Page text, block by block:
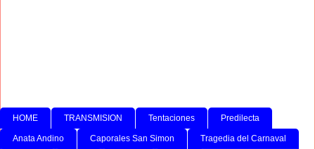
HOME TRANSMISION Tentaciones Predilecta
Anata Andino Caporales San Simon Tragedia del Carnaval